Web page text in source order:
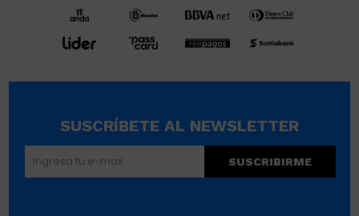
SUSCRÍBETE AL NEWSLETTER
SUSCRIBIRME